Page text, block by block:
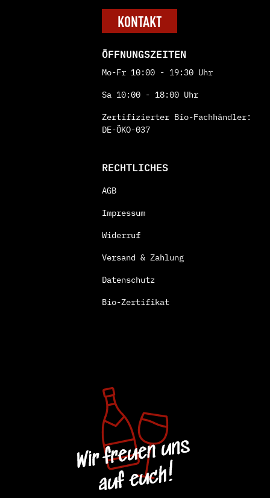
KONTAKT
ÖFFNUNGSZEITEN
Mo-Fr 10:00 - 19:30 Uhr
Sa 10:00 - 18:00 Uhr
Zertifizierter Bio-Fachhändler:
DE-ÖKO-037
RECHTLICHES
AGB
Impressum
Widerruf
Versand & Zahlung
Datenschutz
Bio-Zertifikat